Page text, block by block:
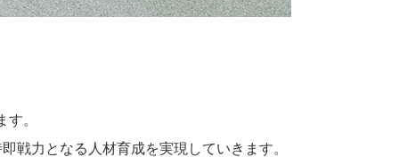
。
戦力となる人材育成を実現していきます。